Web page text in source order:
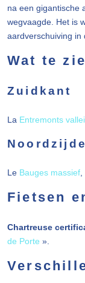
na een gigantische
wegvaagde. Het is
aardverschuiving in
Wat te
Zuidkant
La Entremonts vallei
Noordzijde
Le Bauges massief,
Fietsen
Chartreuse
de Porte ».